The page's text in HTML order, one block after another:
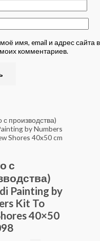
имя, email и адрес сайта
комментариев.
с
Painting by
Kit To
40×50